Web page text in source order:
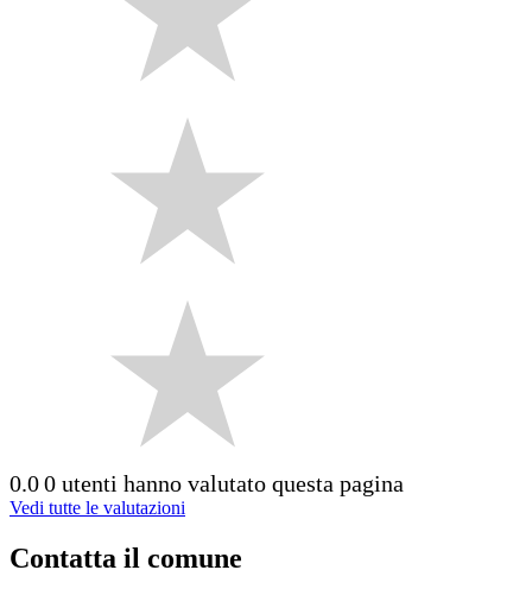
0.00 utenti hanno valutato questa pagina
Vedi tutte le valutazioni
Contatta il comune